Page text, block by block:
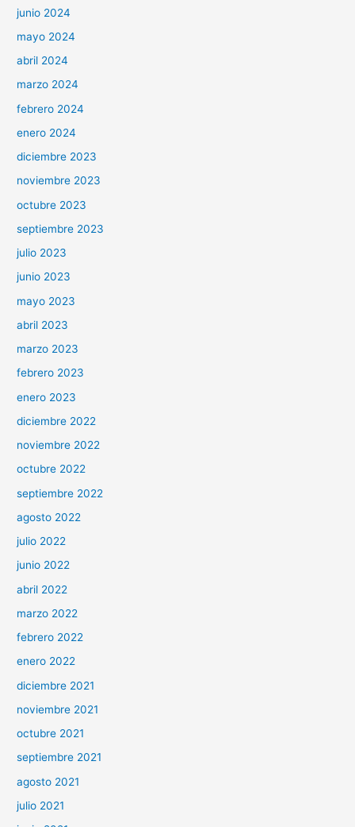
junio 2024
mayo 2024
abril 2024
marzo 2024
febrero 2024
enero 2024
diciembre 2023
noviembre 2023
octubre 2023
septiembre 2023
julio 2023
junio 2023
mayo 2023
abril 2023
marzo 2023
febrero 2023
enero 2023
diciembre 2022
noviembre 2022
octubre 2022
septiembre 2022
agosto 2022
julio 2022
junio 2022
abril 2022
marzo 2022
febrero 2022
enero 2022
diciembre 2021
noviembre 2021
octubre 2021
septiembre 2021
agosto 2021
julio 2021